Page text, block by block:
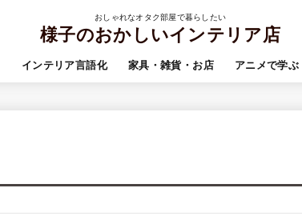
おしゃれなオタク部屋で暮らしたい
様子のおかしいインテリア店
インテリア言語化 家具・雑貨・お店 アニメで学ぶ